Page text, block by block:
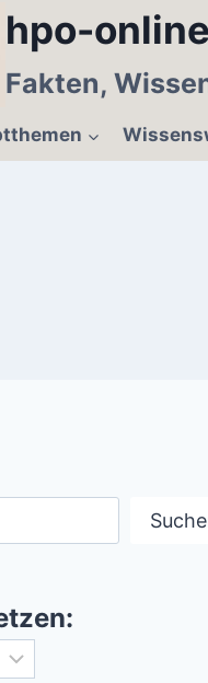
hpo-
Fakten,